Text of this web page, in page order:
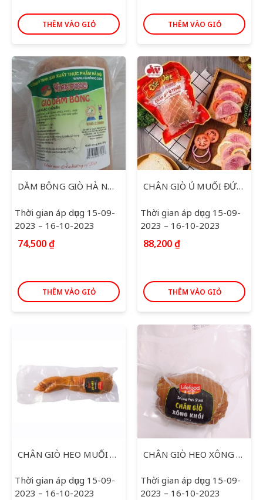
THÊM VÀO GIỎ THÊM VÀO GIỎ
DĂM BÔNG GIÒ HÀ NỘI 500G
Thời gian áp dụng 15-09-
2023 – 16-10-2023
74,500₫
THÊM VÀO GIỎ
CHÂN GIÒ Ủ MUỐI ĐỨC VIỆT 450G
Thời gian áp dụng 15-09-
2023 – 16-10-2023
88,200₫
THÊM VÀO GIỎ
CHÂN GIÒ HEO MUỐI LIFEFOOD 450G
Thời gian áp dụng 15-09-
2023 – 16-10-2023
CHÂN GIÒ HEO XÔNG KHÓI LIFEFOOD 500G
Thời gian áp dụng 15-09-
2023 – 16-10-2023